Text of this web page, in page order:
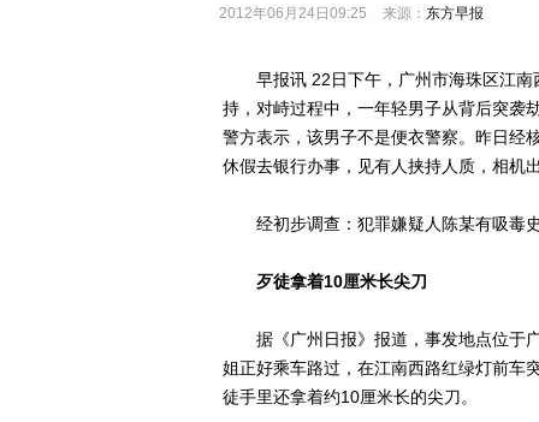
2012年06月24日09:25 来源： 东方早报
早报讯 22日下午，广州市海珠区江南
持，对峙过程中，一年轻男子从背后突袭
警方表示，该男子不是便衣警察。昨日经
休假去银行办事，见有人挟持人质，相机
经初步调查：犯罪嫌疑人陈某有吸毒
歹徒拿着10厘米长尖刀
据《广州日报》报道，事发地点位于广
姐正好乘车路过，在江南西路红绿灯前车
徒手里还拿着约10厘米长的尖刀。